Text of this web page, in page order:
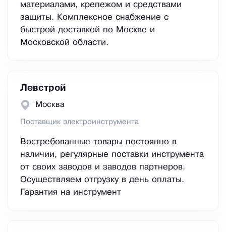
материалами, крепежом и средствами
защиты. Комплексное снабжение с
быстрой доставкой по Москве и
Московской области.
Левстрой
Москва
Поставщик электроинструмента
Востребованные товары постоянно в
наличии, регулярные поставки инструмента
от своих заводов и заводов партнеров.
Осуществляем отгрузку в день оплаты.
Гарантия на инструмент